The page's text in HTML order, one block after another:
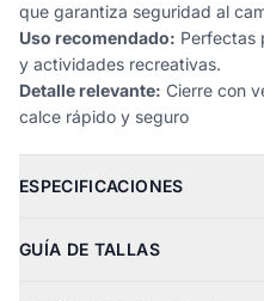
que garantiza seguridad al
Uso recomendado: Perfectas
y actividades recreativas.
Detalle relevante: Cierre con
calce rápido y seguro
ESPECIFICACIONES
GUÍA DE TALLAS